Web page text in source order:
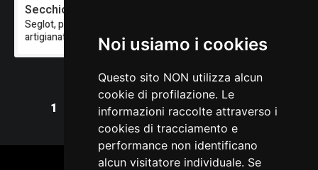
Noi usiamo i cookies
Questo sito NON utilizza alcun
cookie di profilazione. Le
informazioni raccolte attraverso i
cookies di tracciamento e
performance non identificano
alcun visitatore individuale. Se
Secchio
Seglot, podin
artigianato del Friuli occidentale
1